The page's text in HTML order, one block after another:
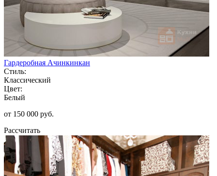
Гардеробная Ачинкинкан
Стиль:
Классический
Цвет:
Белый
от 150 000 руб.
Рассчитать